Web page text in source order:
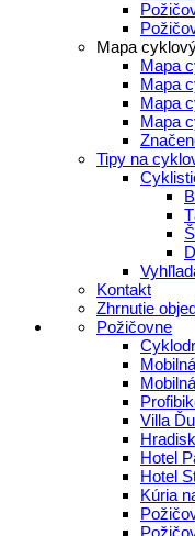
Mapa
Mapa
Mapa
Mapa
Mapa
Tipy na
Kontakt
Zhrnutie
Požičovne
Villa
Hotel
Hotel
Kúria